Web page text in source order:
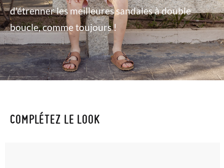
d'étrenner les meilleures sandales à double
boucle, comme toujours !
COMPLÉTEZ LE LOOK